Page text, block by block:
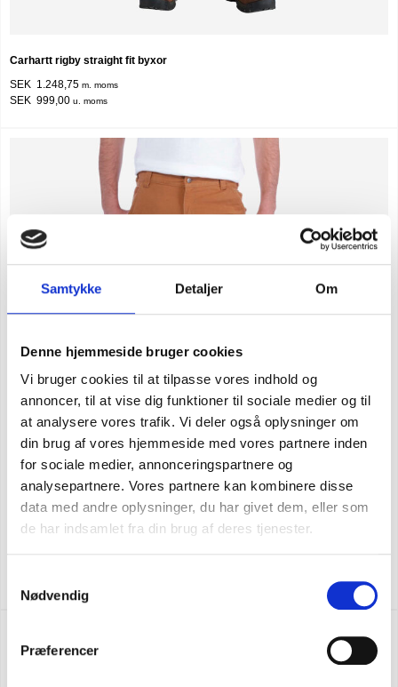
Samtykke Detaljer Om
Denne hjemmeside bruger cookies
Vi bruger cookies til at tilpasse vores indhold og
annoncer, til at vise dig funktioner til sociale medier og til
at analysere vores trafik. Vi deler også oplysninger om
din brug af vores hjemmeside med vores partnere inden
for sociale medier, annonceringspartnere og
analysepartnere. Vores partnere kan kombinere disse
data med andre oplysninger, du har givet dem, eller som
de har indsamlet fra din brug af deres tjenester.
Nødvendig
Præferencer
Carhartt rigby straight fit byxor
SEK 1.248,75 m. moms
SEK 999,00 u. moms